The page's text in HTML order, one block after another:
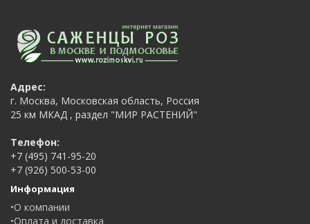
Адрес:
г. Москва, Московская область, Россия
25 км МКАД , раздел "МИР РАСТЕНИЙ"
Телефон:
‭‎+7 (495) 741-95-20
+7 (926) 500-53-00‬
Информация
•О компании
•Оплата и доставка